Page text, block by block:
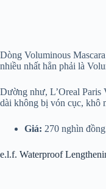
Dòng Voluminous
nhiều nhất hẳn phải là
Dường như, L’Oreal Paris
dài không bị vón cục, khô
Giá: 270 nghìn
e.l.f. Waterproof